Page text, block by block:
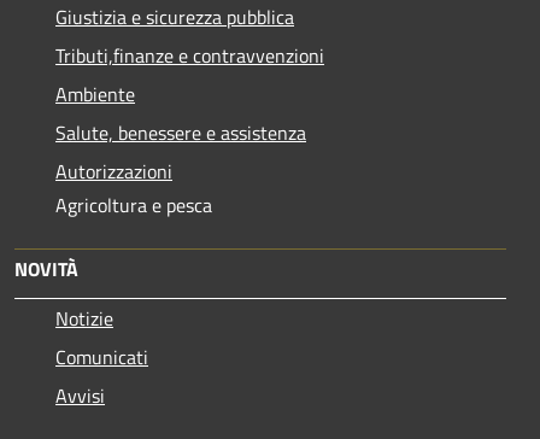
Giustizia e sicurezza pubblica
Tributi,finanze e contravvenzioni
Ambiente
Salute, benessere e assistenza
Autorizzazioni
Agricoltura e pesca
NOVITÀ
Notizie
Comunicati
Avvisi